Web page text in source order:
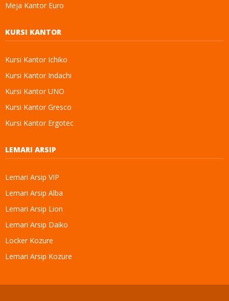
Meja Kantor Euro
KURSI KANTOR
Kursi Kantor Ichiko
Kursi Kantor Indachi
Kursi Kantor UNO
Kursi Kantor Gresco
Kursi Kantor Ergotec
LEMARI ARSIP
Lemari Arsip VIP
Lemari Arsip Alba
Lemari Arsip Lion
Lemari Arsip Daiko
Locker Kozure
Lemari Arsip Kozure